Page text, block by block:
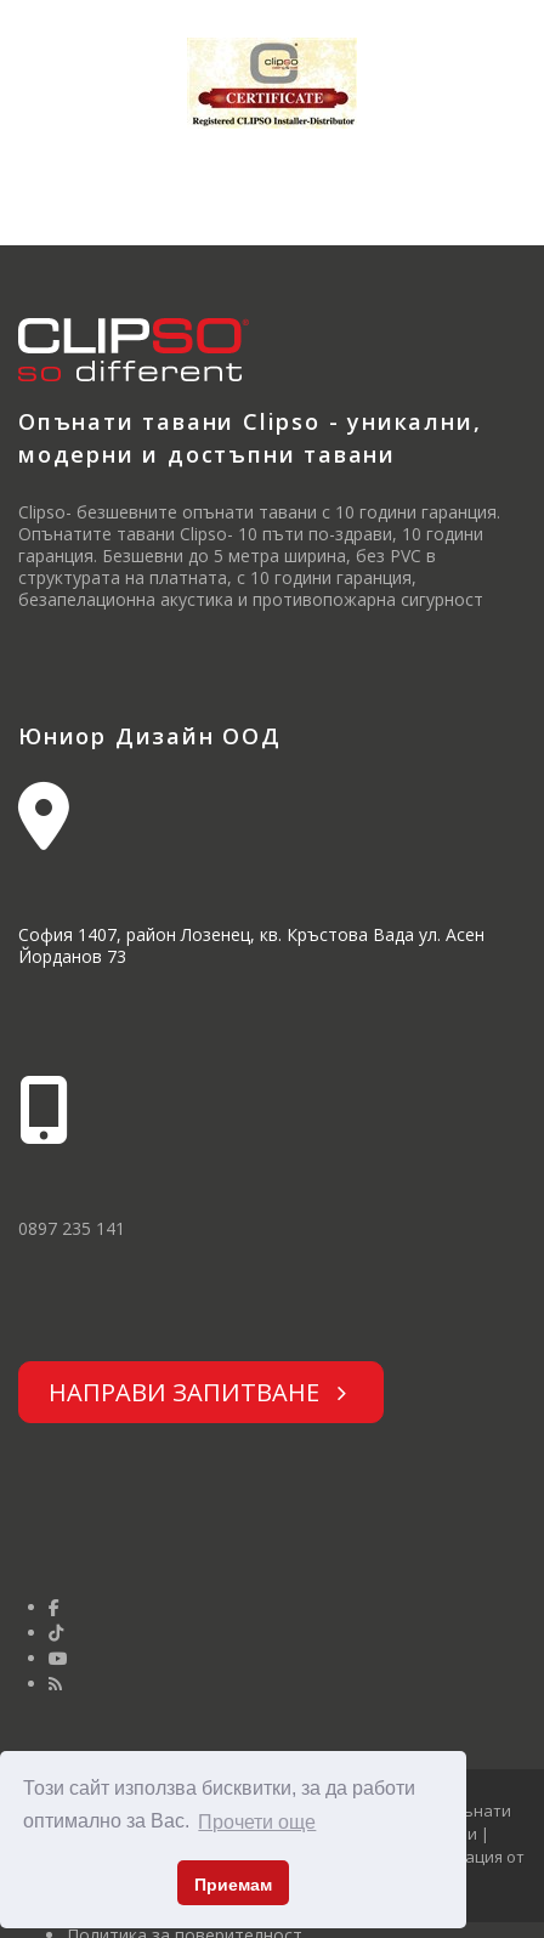
Този сайт използва бисквитки, за да работи
оптимално за Вас.
Прочети още
Приемам
Опънати тавани Clipso - уникални,
модерни и достъпни тавани
Clipso- безшевните опънати тавани с 10 години гаранция.
Опънатите тавани Clipso- 10 пъти по-здрави, 10 години
гаранция. Безшевни до 5 метра ширина, без PVC в
структурата на платната, с 10 години гаранция,
безапелационна акустика и противопожарна сигурност
Юниор Дизайн ООД
София 1407, район Лозенец, кв. Кръстова Вада ул. Асен
Йорданов 73
0897 235 141
НАПРАВИ ЗАПИТВАНЕ
Юниор Дизайн © Опънати тавани Clipso 2010 - 2026 Опънати
тавани Clipso - уникални, модерни и достъпни тавани |
Изработка на сайт, NetService поддръжка и SEO оптимизация от
Максофт